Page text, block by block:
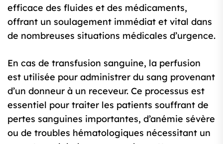
efficace des fluides et des médicaments,
offrant un soulagement immédiat et vital dans
de nombreuses situations médicales d’urgence.
En cas de transfusion sanguine, la perfusion
est utilisée pour administrer du sang provenant
d’un donneur à un receveur. Ce processus est
essentiel pour traiter les patients souffrant de
pertes sanguines importantes, d’anémie sévère
ou de troubles hématologiques nécessitant un